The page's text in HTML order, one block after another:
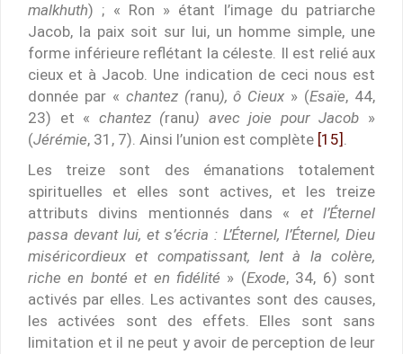
malkhuth) ; « Ron » étant l’image du patriarche
Jacob, la paix soit sur lui, un homme simple, une
forme inférieure reflétant la céleste. Il est relié aux
cieux et à Jacob. Une indication de ceci nous est
donnée par « chantez (ranu), ô Cieux » (Esaïe, 44,
23) et « chantez (ranu) avec joie pour Jacob »
(Jérémie, 31, 7). Ainsi l’union est complète [15] .
Les treize sont des émanations totalement
spirituelles et elles sont actives, et les treize
attributs divins mentionnés dans « et l’Éternel
passa devant lui, et s’écria : L’Éternel, l’Éternel, Dieu
miséricordieux et compatissant, lent à la colère,
riche en bonté et en fidélité » (Exode, 34, 6) sont
activés par elles. Les activantes sont des causes,
les activées sont des effets. Elles sont sans
limitation et il ne peut y avoir de perception de leur